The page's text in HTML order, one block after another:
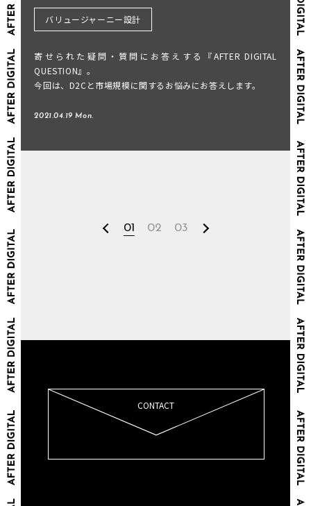
バリュージャーニー設計
寄せられた疑問・質問にお答えする『AFTER DIGITAL
QUESTION』。
今回は、D2Cと市場規模に関するお悩みにお答えします。
2021.04.19 Mon.
01 02 03
CONTACT